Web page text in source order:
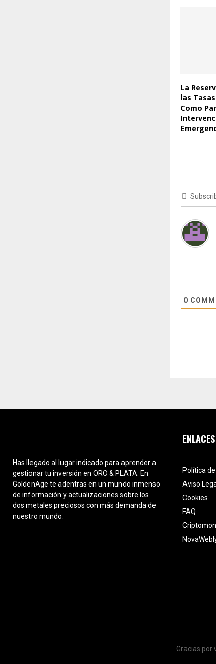
La
las
Como
0
Has llegado al lugar indicado para aprender a
gestionar tu inversión en ORO & PLATA. En
GoldenAge te adentras en un mundo inmenso
de información y actualizaciones sobre los
dos metales preciosos con más demanda de
nuestro mundo.
Política
Aviso
Cookies
FAQ
Gracias por